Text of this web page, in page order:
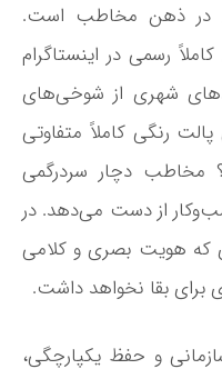
در ذهن مخاطب است.
رسمی در اینستاگرام
شهری از شوخی‌های
رنگی کاملاً متفاوتی
مخاطب دچار سردرگمی
از دست می‌دهد. در
که هویت بصری و کلامی
برای بقا نخواهد داشت.
و حفظ یکپارچگی،